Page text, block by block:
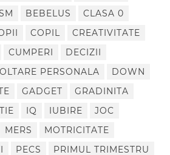
BEBELUS
CLASA 0
COPIL
CREATIVITATE
CUMPERI
DECIZII
PERSONALA
DOWN
GADGET
GRADINITA
IQ IUBIRE
JOC
MERS
MOTRICITATE
PECS PRIMUL TRIMESTRU